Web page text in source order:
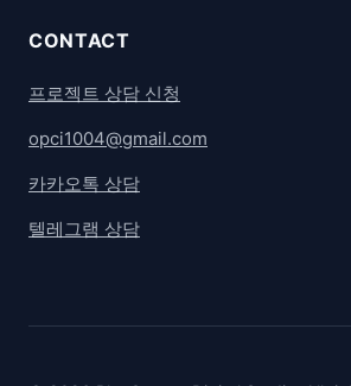
CONTACT
프로젝트 상담 신청
opci1004@gmail.com
카카오톡 상담
텔레그램 상담